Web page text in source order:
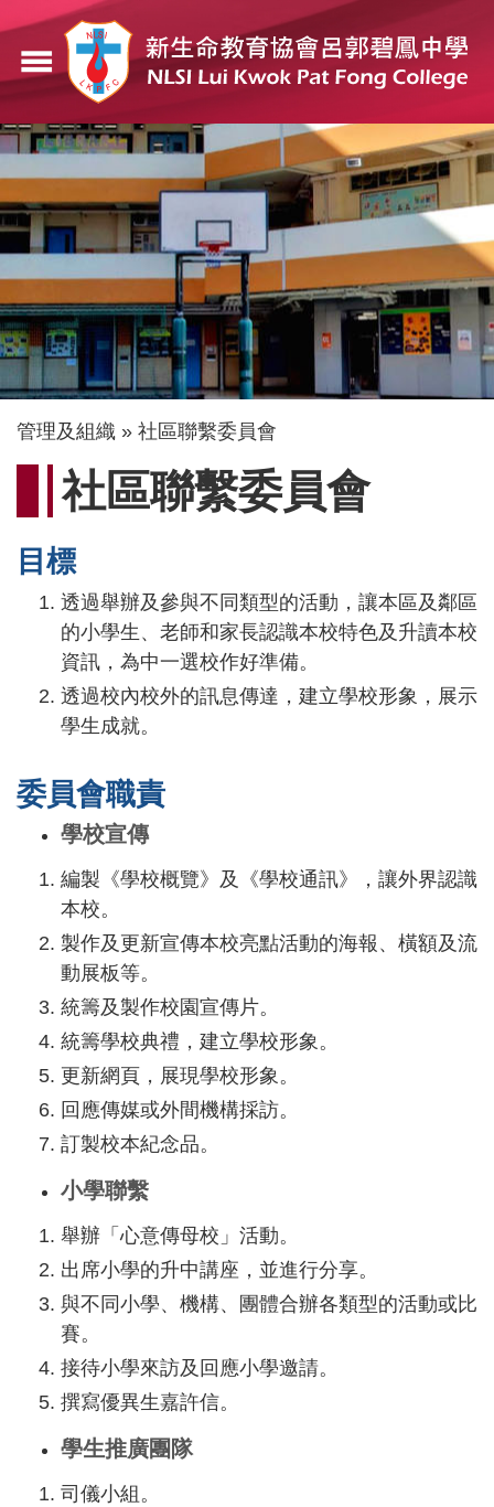
主
內
容
menu
導
航
結
管理及組織 社區聯繫委員會
社區聯繫委員會
目標
透過舉辦及參與不同類型的活動，讓本區及鄰區
的小學生、老師和家長認識本校特色及升讀本校
資訊，為中一選校作好準備。
透過校內校外的訊息傳達，建立學校形象，展示
學生成就。
委員會職責
學校宣傳
編製《學校概覽》及《學校通訊》，讓外界認識
本校。
製作及更新宣傳本校亮點活動的海報、橫額及流
動展板等。
統籌及製作校園宣傳片。
統籌學校典禮，建立學校形象。
更新網頁，展現學校形象。
回應傳媒或外間機構採訪。
訂製校本紀念品。
小學聯繫
舉辦「心意傳母校」活動。
出席小學的升中講座，並進行分享。
與不同小學、機構、團體合辦各類型的活動或比
賽。
接待小學來訪及回應小學邀請。
撰寫優異生嘉許信。
學生推廣團隊
司儀小組。